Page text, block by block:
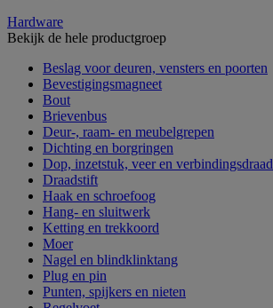
Hardware
Bekijk de hele productgroep
Beslag voor deuren, vensters en poorten
Bevestigingsmagneet
Bout
Brievenbus
Deur-, raam- en meubelgrepen
Dichting en borgringen
Dop, inzetstuk, veer en verbindingsdraad
Draadstift
Haak en schroefoog
Hang- en sluitwerk
Ketting en trekkoord
Moer
Nagel en blindklinktang
Plug en pin
Punten, spijkers en nieten